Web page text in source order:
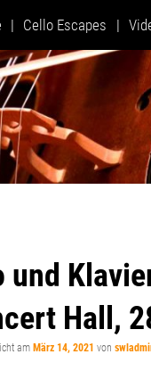
Cello Escapes
Hall,
am März 14, 2021 von